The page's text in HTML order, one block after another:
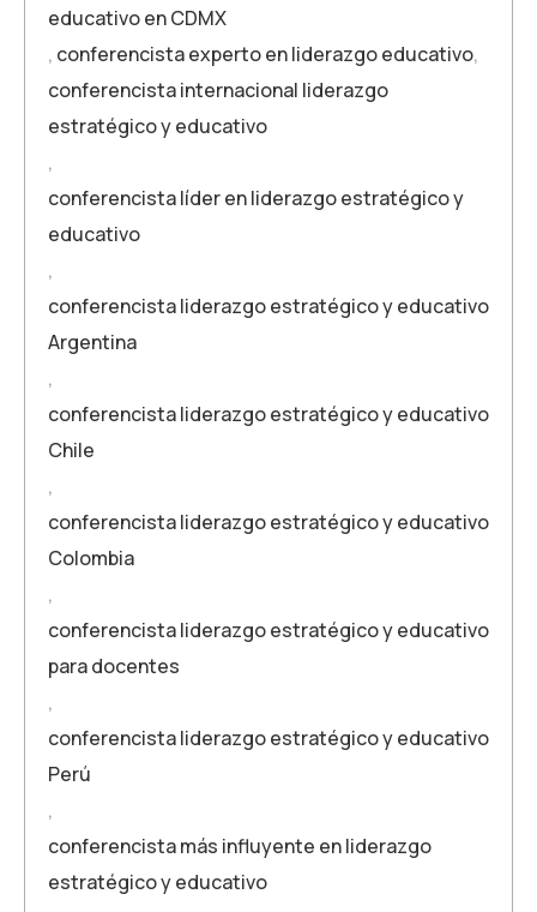
educativo en CDMX
, conferencista experto en liderazgo educativo,
conferencista internacional liderazgo
estratégico y educativo
,
conferencista líder en liderazgo estratégico y
educativo
,
conferencista liderazgo estratégico y educativo
Argentina
,
conferencista liderazgo estratégico y educativo
Chile
,
conferencista liderazgo estratégico y educativo
Colombia
,
conferencista liderazgo estratégico y educativo
para docentes
,
conferencista liderazgo estratégico y educativo
Perú
,
conferencista más influyente en liderazgo
estratégico y educativo